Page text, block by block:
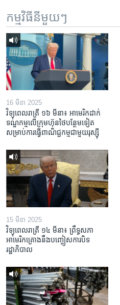
កម្មវិធី​នីមួយៗ
16 មីនា 2025
វិទ្យុពេលរាត្រី ១៦ មីនា៖ អាមេរិក​ដាក់​
ទណ្ឌកម្ម​លើ​ក្រុមហ៊ុន​ថៃ​បន្ថែម​ទៀត​
សម្រាប់​ការ​ធ្វើ​ពាណិជ្ជកម្ម​ជាមួយ​រុស្ស៊ី
15 មីនា 2025
វិទ្យុពេលរាត្រី ១៤ មីនា៖ ព្រឹទ្ធសភា
អាមេរិកគ្រោងនឹងបញ្ចៀសការបិទ
រដ្ឋាភិបាល